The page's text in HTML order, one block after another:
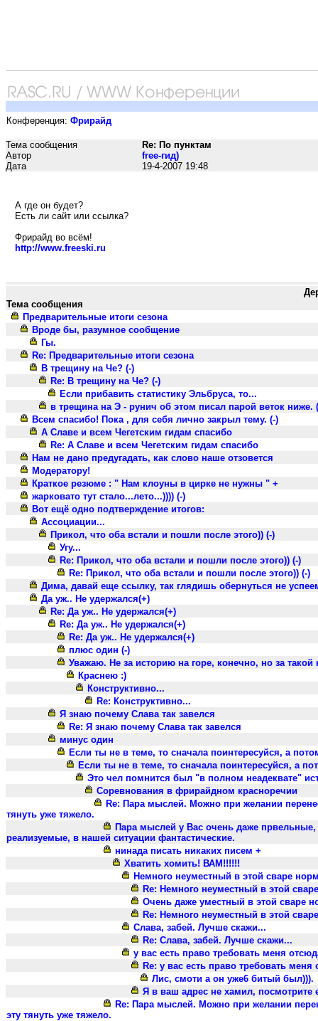
Конференция: Фрирайд
Тема сообщения
Re: По пунктам
Автор
free-гид)
Дата
19-4-2007 19:48
А где он будет?
Есть ли сайт или ссылка?
Фрирайд во всём!
http://www.freeski.ru
Тема сообщения
Предварительные итоги сезона
Вроде бы, разумное сообщение
Гы.
Re: Предварительные итоги сезона
В трещину на Че? (-)
Re: В трещину на Че? (-)
Если прибавить статистику Эльбруса, то...
в трещина на Э - рунич об этом писал парой веток ниже.
Всем спасибо! Пока , для себя лично закрыл тему. (-)
А Славе и всем Чегетским гидам спасибо
Re: А Славе и всем Чегетским гидам спасибо
Нам не дано предугадать, как слово наше отзовется
Модератору!
Краткое резюме : " Нам клоуны в цирке не нужны " +
жарковато тут стало...лето...)))) (-)
Вот ещё одно подтверждение итогов:
Ассоциации...
Прикол, что оба встали и пошли после этого)) (-)
Угу...
Re: Прикол, что оба встали и пошли после этого)) (-)
Re: Прикол, что оба встали и пошли после этого)) (-)
Дима, давай еще ссылку, так глядишь обернуться не
Да уж.. Не удержался(+)
Re: Да уж.. Не удержался(+)
Re: Да уж.. Не удержался(+)
Re: Да уж.. Не удержался(+)
плюс один (-)
Уважаю. Не за историю на горе, конечно, но за такой
Краснею :)
Конструктивно...
Re: Конструктивно...
Я знаю почему Слава так завелся
Re: Я знаю почему Слава так завелся
минус один
Если ты не в теме, то сначала поинтересуйся, а
Если ты не в теме, то сначала поинтересуйся, а
Это чел помнится был "в полном неадеквате"
Соревнования в фрирайдном красноречии
Re: Пара мыслей. Можно при желании
тянуть уже тяжело.
Пара мыслей у Вас очень даже првельные,
реализуемые, в нашей ситуации фантастические.
нинада писать никаких писем +
Хватить хомить! ВАМ!!!!!!
Немного неуместный в этой сваре
Re: Немного неуместный в этой
Очень даже уместный в этой сваре
Re: Немного неуместный в этой
Слава, забей. Лучше скажи...
Re: Слава, забей. Лучше скажи...
у вас есть право требовать меня
Re: у вас есть право требовать меня
Лис, смоти а он уже6 битый был))).
Я в ваш адрес не хамил,
Re: Пара мыслей. Можно при желании
эту тянуть уже тяжело.